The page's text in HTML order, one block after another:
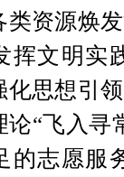
类资源焕
挥文明实
化思想引
论“飞入寻
的志愿服